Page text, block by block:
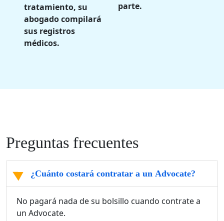
tratamiento, su
abogado compilará
sus registros
médicos.
parte.
Preguntas frecuentes
¿Cuánto costará contratar a un Advocate?
No pagará nada de su bolsillo cuando contrate a
un Advocate.